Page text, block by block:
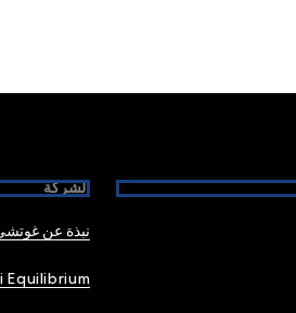
الشركة
نبذة عن
Equilibrium